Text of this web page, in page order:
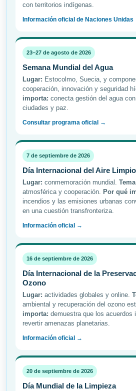
con territorios indígenas.
Información oficial de Naciones Unidas
23–27 de agosto de 2026
Semana Mundial del Agua
Lugar: Estocolmo, Suecia, y
cooperación, innovación y seguridad
importa: conecta gestión del agua
ciudades y paz.
Consultar programa oficial →
7 de septiembre de 2026
Día Internacional del Aire
Lugar: conmemoración mundial.
atmosférica y cooperación. Por qué
incendios y las emisiones urbanas
en una cuestión transfronteriza.
Información oficial →
16 de septiembre de 2026
Día Internacional de la
Ozono
Lugar: actividades globales y online.
ambiental y recuperación del ozono
importa: demuestra que los acuerdos
revertir amenazas planetarias.
Información oficial →
20 de septiembre de 2026
Día Mundial de la Limpieza